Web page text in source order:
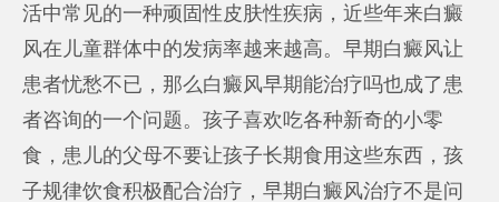
活中常见的一种顽固性皮肤性疾病，近些年来白癜
风在儿童群体中的发病率越来越高。早期白癜风让
患者忧愁不已，那么白癜风早期能治疗吗也成了患
者咨询的一个问题。孩子喜欢吃各种新奇的小零
食，患儿的父母不要让孩子长期食用这些东西，孩
子规律饮食积极配合治疗，早期白癜风治疗不是问